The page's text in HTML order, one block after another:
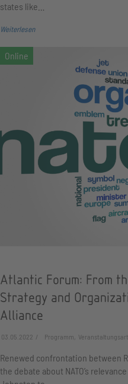
states like…
Weiterlesen
Atlantic Forum: From
Strategy and
Alliance
03.05.2022 Programm,
Renewed confrontation between
the debate about NATO’s